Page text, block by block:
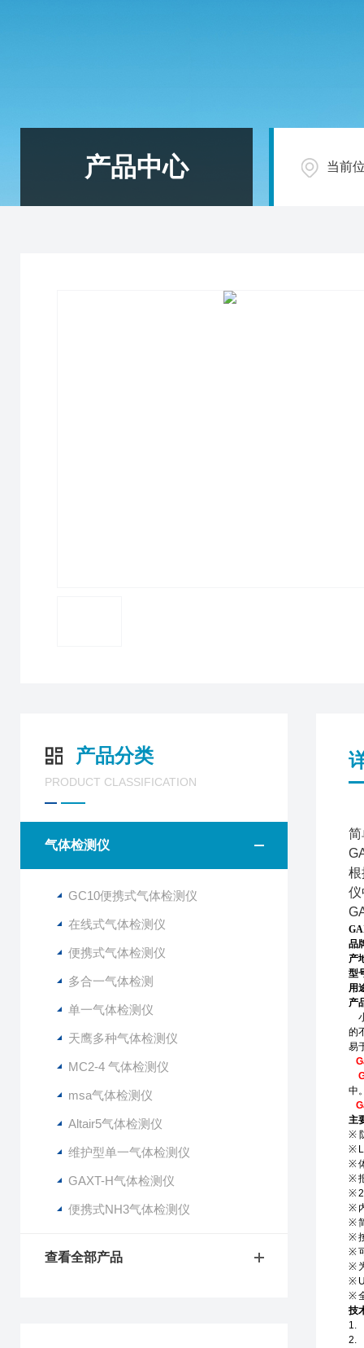
产品中心 当前
产品分类
PRODUCT CLASSIFICATION
气体检测仪
GC10便携式气体检测仪
在线式气体检测仪
便携式气体检测仪
多合一气体检测
单一气体检测仪
天鹰多种气体检测仪
MC2-4 气体检测仪
msa气体检测仪
Altair5气体检测仪
维护型单一气体检测仪
GAXT-H气体检测仪
便携式NH3气体检测仪
查看全部产品
简
根
仪
品
产
型
用
产
的
易
中
主
※
※
※
※
※2
※
※
※
※
※
※
※
技
1.
2.